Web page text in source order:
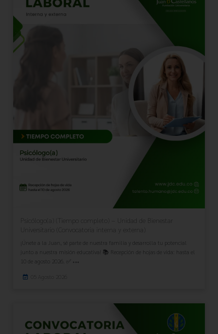
Psicólogo(a) (Tiempo completo) – Unidad de Bienestar
Universitario (Convocatoria interna y externa)
¡Únete a la Juan, sé parte de nuestra familia y desarrolla tu potencial
junto a nuestra misión educativa! 📚 Recepción de hojas de vida: hasta el
10 de agosto 2026. ✅